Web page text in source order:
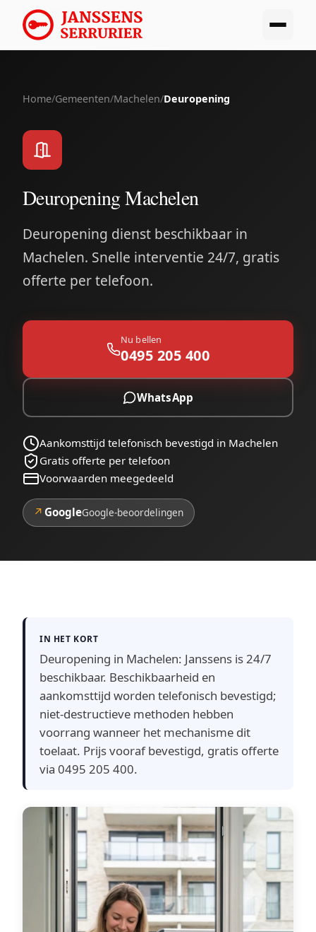
Home/Gemeenten/Machelen/Deuropening
Deuropening Machelen
Deuropening dienst beschikbaar in
Machelen. Snelle interventie 24/7, gratis
offerte per telefoon.
Nu bellen
0495 205 400
WhatsApp
Aankomsttijd telefonisch bevestigd in Machelen
Gratis offerte per telefoon
Voorwaarden meegedeeld
↗ GoogleGoogle-beoordelingen
IN HET KORT
Deuropening in Machelen: Janssens is 24/7
beschikbaar. Beschikbaarheid en
aankomsttijd worden telefonisch bevestigd;
niet-destructieve methoden hebben
voorrang wanneer het mechanisme dit
toelaat. Prijs vooraf bevestigd, gratis offerte
via 0495 205 400.